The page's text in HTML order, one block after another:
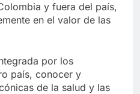
y fuera del país,
en el valor de las
por los
país, conocer y
de la salud y las